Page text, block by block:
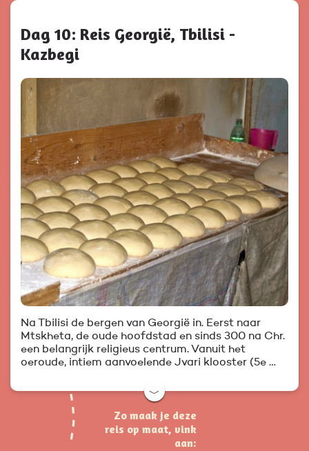
Dag 10: Reis Georgië, Tbilisi -
Kazbegi
Na Tbilisi de bergen van Georgië in. Eerst naar
Mtskheta, de oude hoofdstad en sinds 300 na Chr.
een belangrijk religieus centrum. Vanuit het
oeroude, intiem aanvoelende Jvari klooster (5e …
﹀
Zo maak je deze
reis op maat, vink
aan: